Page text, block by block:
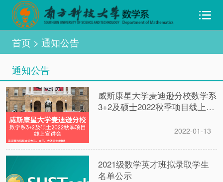
首页> 通知公告
通知公告
威斯康星大学麦迪逊分校数学系
3+2及硕士2022秋季项目线上宣
2022-01-13
2021级数学英才班拟录取学生
名单公示